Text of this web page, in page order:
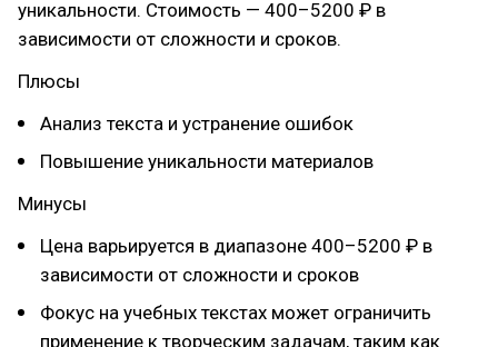
уникальности. Стоимость — 400–5200 ₽ в
зависимости от сложности и сроков.
Плюсы
Анализ текста и устранение ошибок
Повышение уникальности материалов
Минусы
Цена варьируется в диапазоне 400–5200 ₽ в
зависимости от сложности и сроков
Фокус на учебных текстах может ограничить
применение к творческим задачам, таким как